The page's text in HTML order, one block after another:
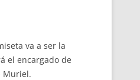
va a ser la
el encargado de
Muriel.